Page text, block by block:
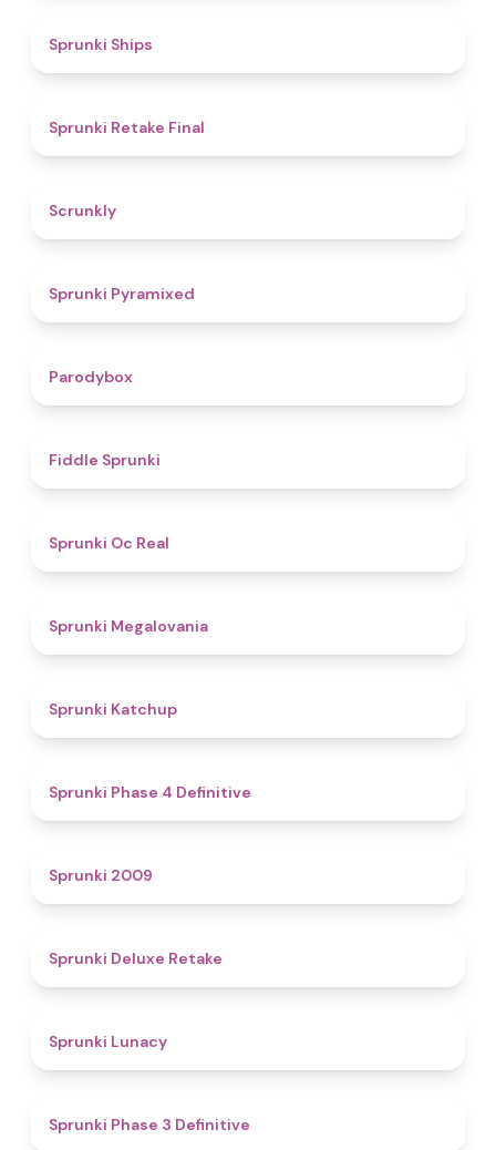
Sprunki Ships
Sprunki Retake Final
Scrunkly
Sprunki Pyramixed
Parodybox
Fiddle Sprunki
Sprunki Oc Real
Sprunki Megalovania
Sprunki Katchup
Sprunki Phase 4 Definitive
Sprunki 2009
Sprunki Deluxe Retake
Sprunki Lunacy
Sprunki Phase 3 Definitive